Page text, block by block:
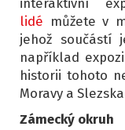
lidé můžete v
jehož součástí
například
historii tohoto
Moravy a
Zámecký okruh